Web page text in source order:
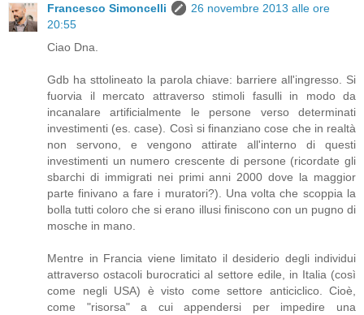
Francesco Simoncelli
26 novembre 2013 alle ore
20:55
Ciao Dna.
Gdb ha sttolineato la parola chiave: barriere all'ingresso. Si
fuorvia il mercato attraverso stimoli fasulli in modo da
incanalare artificialmente le persone verso determinati
investimenti (es. case). Così si finanziano cose che in realtà
non servono, e vengono attirate all'interno di questi
investimenti un numero crescente di persone (ricordate gli
sbarchi di immigrati nei primi anni 2000 dove la maggior
parte finivano a fare i muratori?). Una volta che scoppia la
bolla tutti coloro che si erano illusi finiscono con un pugno di
mosche in mano.
Mentre in Francia viene limitato il desiderio degli individui
attraverso ostacoli burocratici al settore edile, in Italia (così
come negli USA) è visto come settore anticiclico. Cioè,
come "risorsa" a cui appendersi per impedire una